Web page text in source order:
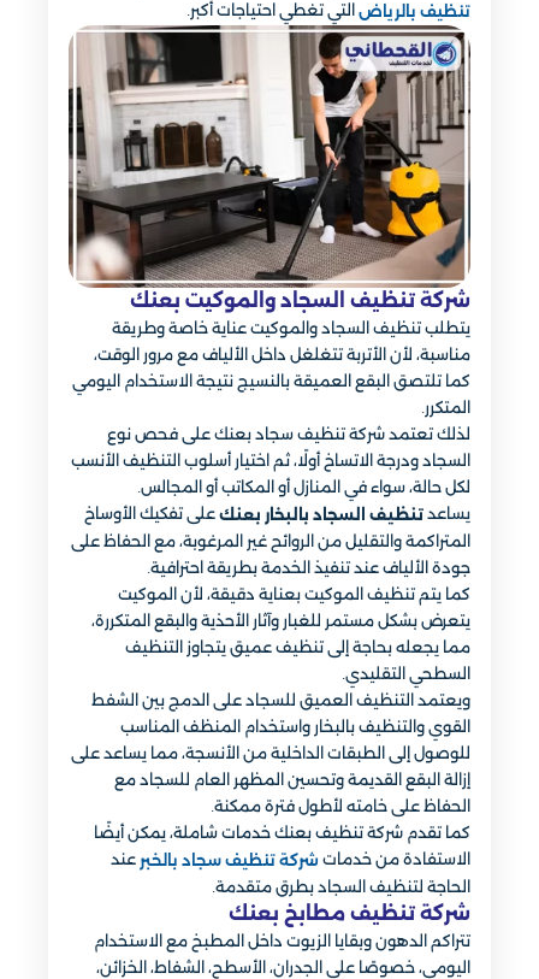
تنظيف بالرياض التي تغطي احتياجات أكبر.
شركة تنظيف السجاد والموكيت بعنك
يتطلب تنظيف السجاد والموكيت عناية خاصة وطريقة
مناسبة، لأن الأتربة تتغلغل داخل الألياف مع مرور الوقت،
كما تلتصق البقع العميقة بالنسيج نتيجة الاستخدام اليومي
المتكرر.
لذلك تعتمد شركة تنظيف سجاد بعنك على فحص نوع
السجاد ودرجة الاتساخ أولًا، ثم اختيار أسلوب التنظيف الأنسب
لكل حالة، سواء في المنازل أو المكاتب أو المجالس.
يساعد تنظيف السجاد بالبخار بعنك على تفكيك الأوساخ
المتراكمة والتقليل من الروائح غير المرغوبة، مع الحفاظ على
جودة الألياف عند تنفيذ الخدمة بطريقة احترافية.
كما يتم تنظيف الموكيت بعناية دقيقة، لأن الموكيت
يتعرض بشكل مستمر للغبار وآثار الأحذية والبقع المتكررة،
مما يجعله بحاجة إلى تنظيف عميق يتجاوز التنظيف
السطحي التقليدي.
ويعتمد التنظيف العميق للسجاد على الدمج بين الشفط
القوي والتنظيف بالبخار واستخدام المنظف المناسب
للوصول إلى الطبقات الداخلية من الأنسجة، مما يساعد على
إزالة البقع القديمة وتحسين المظهر العام للسجاد مع
الحفاظ على خامته لأطول فترة ممكنة.
كما تقدم شركة تنظيف بعنك خدمات شاملة، يمكن أيضًا
الاستفادة من خدمات شركة تنظيف سجاد بالخبر عند
الحاجة لتنظيف السجاد بطرق متقدمة.
شركة تنظيف مطابخ بعنك
تتراكم الدهون وبقايا الزيوت داخل المطبخ مع الاستخدام
اليومي، خصوصًا على الجدران، الأسطح، الشفاط، الخزائن،